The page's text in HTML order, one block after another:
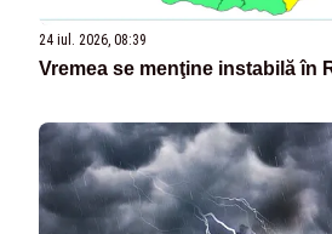
24 iul. 2026, 08:39
Vremea se menţine instabilă în